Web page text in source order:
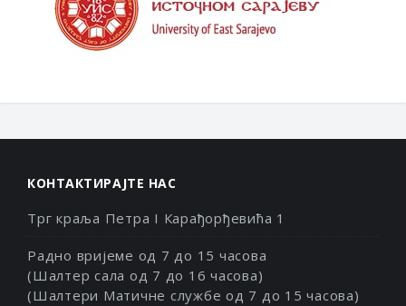
КОНТАКТИРАЈТЕ НАС
Трг краља Петра I Карађорђевића 1
Радно вријеме од 7 до 15 часова
(Шалтер сала од 7 до 16 часова)
(Шалтери Матичне службе од 7 до 15 часова)